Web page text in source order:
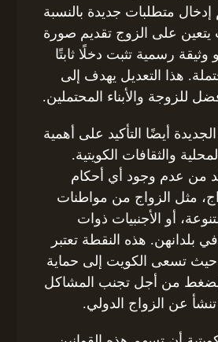
إدخال متطلبات جديدة بالنسبة
يتعين على الزوج تقديم صورة
رسمية تثبت دخلًا ثابتًا
هذا التعديل يهدف إلى
للزوجة والأبناء المحتملين.
أيضًا التأكيد على أهمية
والثقافات الكويتية.
من عدم وجود أي أحكام
مثل الزواج من مواطنات
أو الأجنبيات ذوات
بلدانهن. هذه النقطة تعتبر
تسعى الكويت إلى حماية
من أجل تجنب المشاكل
تنشأ عن الزواج الدولي.